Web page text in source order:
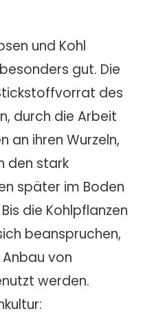
und Kohl
gut. Die
des
durch die Arbeit
an ihren Wurzeln,
den stark
später im Boden
die Kohlpflanzen
beanspruchen,
von
werden.